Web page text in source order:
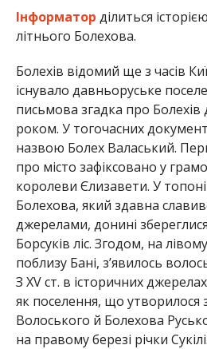
Інформатор ділиться
літнього Болехова.
Болехів відомий ще з часів
існувало давньоруське
письмова згадка про Болехів
роком. У тогочасних
назвою Болех Валаський.
про місто зафіксовано у
королеви Єлизавети. У
Болехова, який здавна
джерелами, донині
Борсуків ліс. Згодом, на
поблизу Бані, з’явилось
З XV ст. в історичних
як поселення, що утворилося
Волоського й Болехова
на правому березі річки Сукілі.